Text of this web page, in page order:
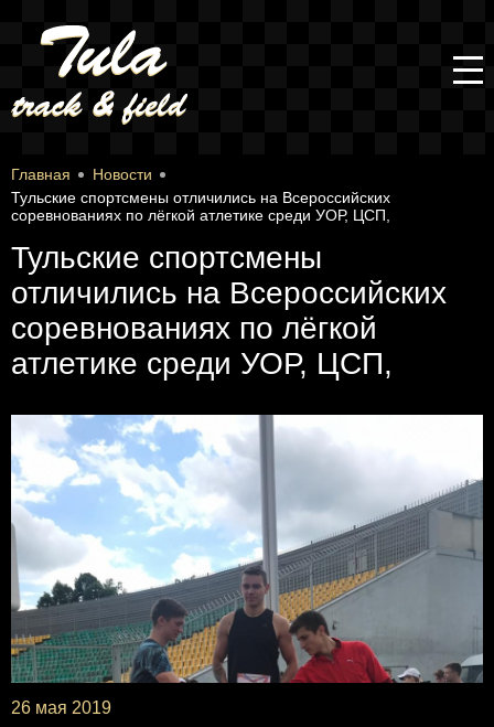
Главная
Новости
Тульские спортсмены отличились на Всероссийских
соревнованиях по лёгкой атлетике среди УОР, ЦСП,
Тульские спортсмены
отличились на Всероссийских
соревнованиях по лёгкой
атлетике среди УОР, ЦСП,
26 мая 2019